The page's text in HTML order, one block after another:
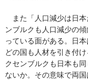
また「人口減少は日本
ンブルクも人口減少の
っている面がある。日
どの国も人材を引き付
クセンブルクも日本も
ないか。その意味で両